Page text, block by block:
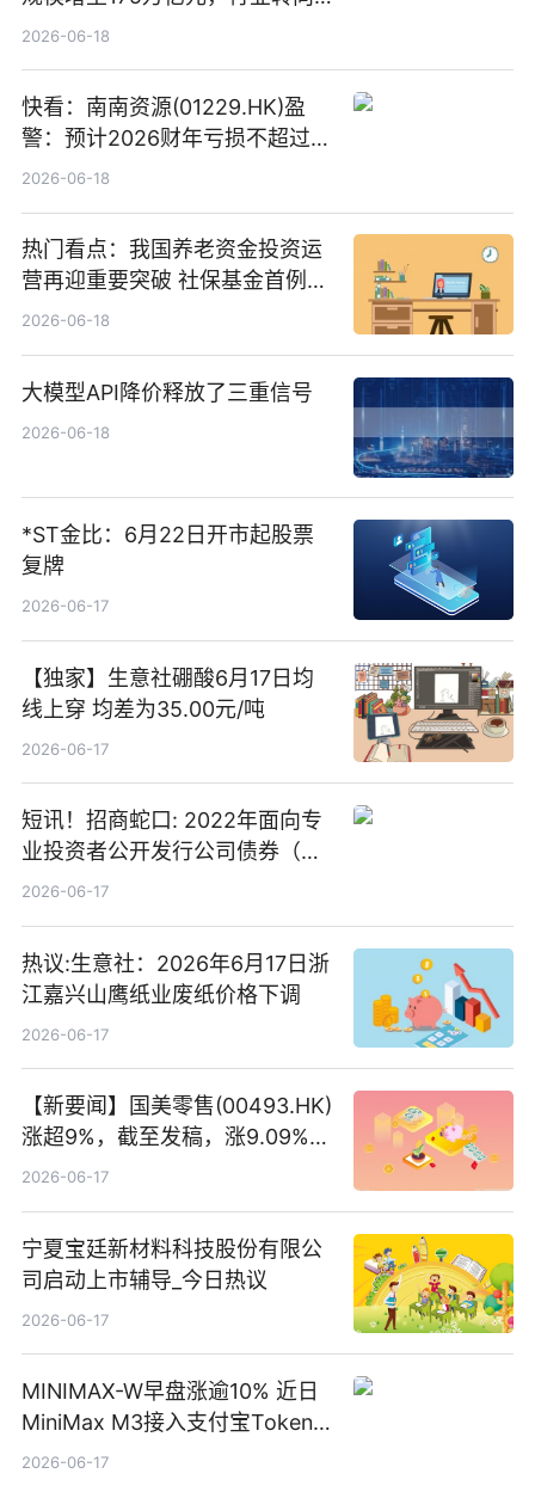
“量质并重”
2026-06-18
快看：南南资源(01229.HK)盈
警：预计2026财年亏损不超过
1000万港元
2026-06-18
热门看点：我国养老资金投资运
营再迎重要突破 社保基金首例期
货账户完成开立
2026-06-18
大模型API降价释放了三重信号
2026-06-18
*ST金比：6月22日开市起股票
复牌
2026-06-17
【独家】生意社硼酸6月17日均
线上穿 均差为35.00元/吨
2026-06-17
短讯！招商蛇口: 2022年面向专
业投资者公开发行公司债券（第
二期）（品种二）2026年付息公
2026-06-17
热议:生意社：2026年6月17日浙
江嘉兴山鹰纸业废纸价格下调
2026-06-17
【新要闻】国美零售(00493.HK)
涨超9%，截至发稿，涨9.09%，
报0.012港元，成交额37.26万港
2026-06-17
宁夏宝廷新材料科技股份有限公
司启动上市辅导_今日热议
2026-06-17
MINIMAX-W早盘涨逾10% 近日
MiniMax M3接入支付宝Token
Pay
2026-06-17